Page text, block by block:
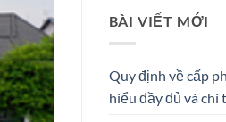
BÀI VIẾT MỚI
Quy định về cấp
hiểu đầy đủ và chi